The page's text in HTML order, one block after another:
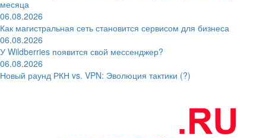
месяца
06.08.2026
Как магистральная сеть становится сервисом для бизнеса
06.08.2026
У Wildberries появится свой мессенджер?
06.08.2026
Новый раунд РКН vs. VPN: Эволюция тактики (?)